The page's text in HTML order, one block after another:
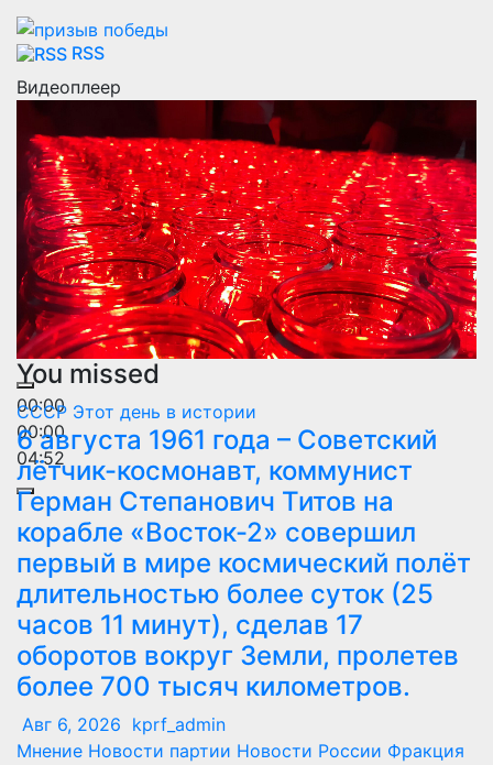
RSS
Видеоплеер
00:00
00:00
04:52
You missed
СССР Этот день в истории
6 августа 1961 года – Советский
лётчик-космонавт, коммунист
Герман Степанович Титов на
корабле «Восток-2» совершил
первый в мире космический полёт
длительностью более суток (25
часов 11 минут), сделав 17
оборотов вокруг Земли, пролетев
более 700 тысяч километров.
Авг 6, 2026 kprf_admin
Мнение Новости партии Новости России Фракция